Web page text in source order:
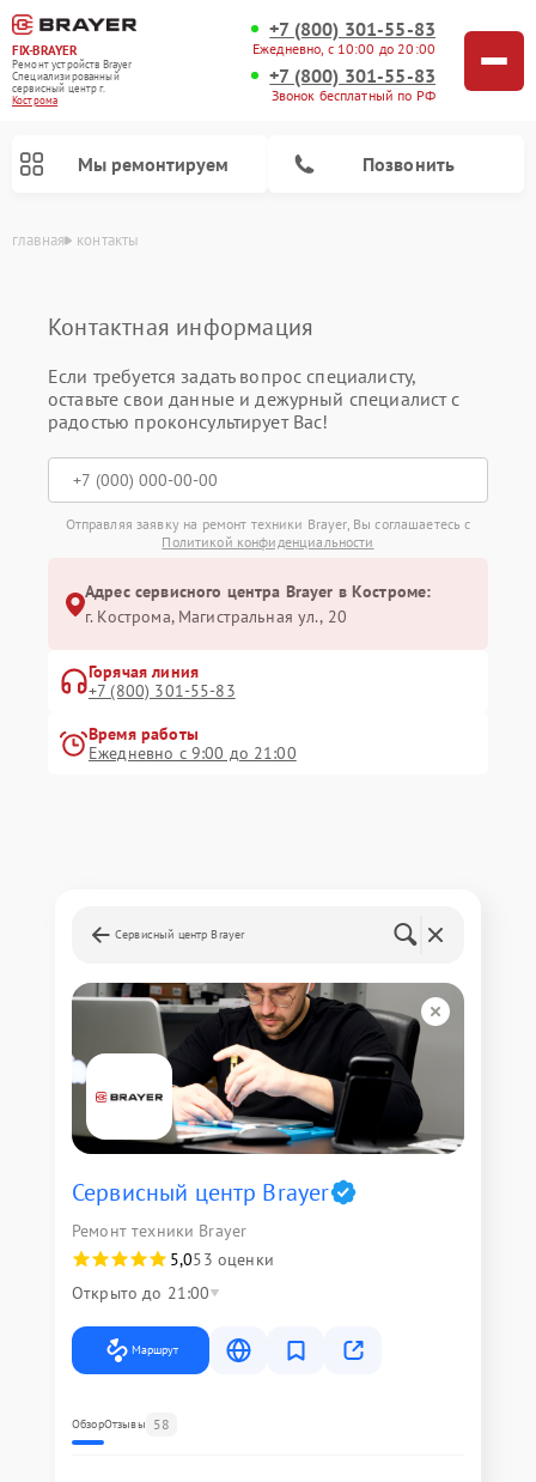
FIX-BRAYER
Ремонт устройств Brayer
Специализированный
cервисный центр г.
Кострома
+7 (800) 301-55-83
Ежедневно, с 10:00 до 20:00
+7 (800) 301-55-83
Звонок бесплатный по РФ
Мы ремонтируем Позвонить
главная контакты
Контактная информация
Если требуется задать вопрос специалисту,
оставьте свои данные и дежурный специалист с
радостью проконсультирует Вас!
Отправляя заявку на ремонт техники Brayer, Вы соглашаетесь с
Политикой конфиденциальности
Адрес сервисного центра Brayer в Костроме:
г. Кострома, Магистральная ул., 20
Горячая линия
+7 (800) 301-55-83
Время работы
Ежедневно с 9:00 до 21:00
Сервисный центр Brayer
Сервисный центр Brayer
Ремонт техники Brayer
5,053 оценки
Открыто до 21:00
Маршрут
ОбзорОтзывы 58